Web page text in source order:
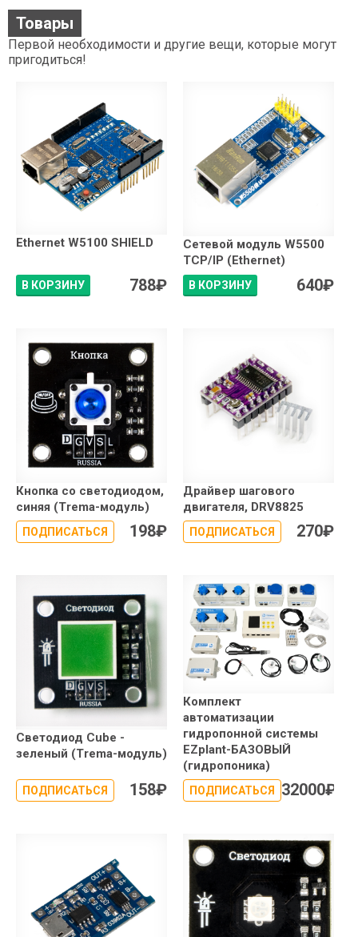
Товары
Первой необходимости и другие вещи, которые могут
пригодиться!
Ethernet W5100 SHIELD
В КОРЗИНУ 788₽
Сетевой модуль W5500
ТСР/IP (Ethernet)
В КОРЗИНУ 640₽
Кнопка со светодиодом,
синяя (Trema-модуль)
ПОДПИСАТЬСЯ 198₽
Драйвер шагового
двигателя, DRV8825
ПОДПИСАТЬСЯ 270₽
Светодиод Сube -
зеленый (Trema-модуль)
ПОДПИСАТЬСЯ 158₽
Комплект
автоматизации
гидропонной системы
EZplant-БАЗОВЫЙ
(гидропоника)
ПОДПИСАТЬСЯ 32000₽